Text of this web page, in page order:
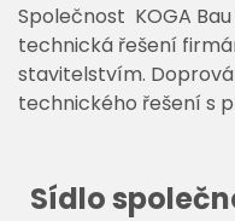
Společnost KOGA
technická řešení
stavitelstvím.
technického řešení s
Sídlo